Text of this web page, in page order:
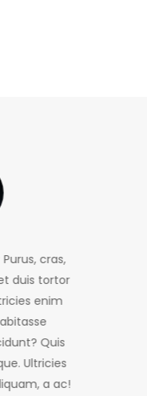
cras,
duis tortor
enim
Quis
Ultricies
a ac!